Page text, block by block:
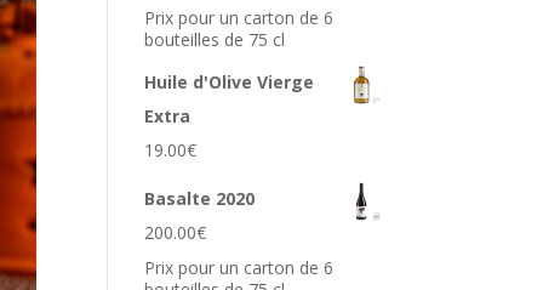
Prix pour un carton de 6
bouteilles de 75 cl
Huile d'Olive Vierge
Extra
19.00€
Basalte 2020
200.00€
Prix pour un carton de 6